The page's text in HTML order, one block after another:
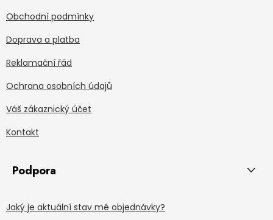
Obchodní podmínky
Doprava a platba
Reklamační řád
Ochrana osobních údajů
Váš zákaznický účet
Kontakt
Podpora
Jaký je aktuální stav mé objednávky?